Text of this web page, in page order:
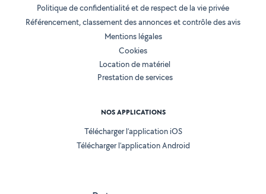
Politique de confidentialité et de respect de la vie privée
Référencement, classement des annonces et contrôle des avis
Mentions légales
Cookies
Location de matériel
Prestation de services
NOS APPLICATIONS
Télécharger l’application iOS
Télécharger l’application Android